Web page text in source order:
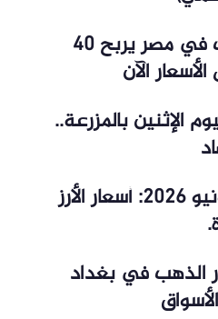
آي صاغة: سعر الذهب في مصر يربح 40
الآن
الإثنين بالمزرعة..
أسعار الأرز اليوم، 1 يونيو 2026: أسعار الأرز
الذهب في بغداد